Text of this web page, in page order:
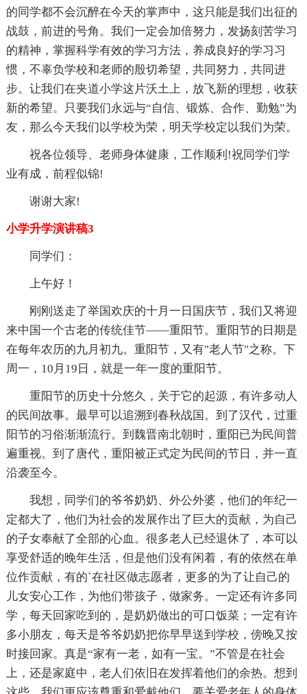
的同学都不会沉醉在今天的掌声中，这只能是我们出征的
战鼓，前进的号角。我们一定会加倍努力，发扬刻苦学习
的精神，掌握科学有效的学习方法，养成良好的学习习
惯，不辜负学校和老师的殷切希望，共同努力，共同进
步。让我们在夹道小学这片沃土上，放飞新的理想，收获
新的希望。只要我们永远与“自信、锻炼、合作、勤勉”为
友，那么今天我们以学校为荣，明天学校定以我们为荣。
祝各位领导、老师身体健康，工作顺利!祝同学们学
业有成，前程似锦!
谢谢大家!
小学升学演讲稿3
同学们：
上午好！
刚刚送走了举国欢庆的十月一日国庆节，我们又将迎
来中国一个古老的传统佳节——重阳节。重阳节的日期是
在每年农历的九月初九。重阳节，又有"老人节"之称。下
周一，10月19日，就是一年一度的重阳节。
重阳节的历史十分悠久，关于它的起源，有许多动人
的民间故事。最早可以追溯到春秋战国。到了汉代，过重
阳节的习俗渐渐流行。到魏晋南北朝时，重阳已为民间普
遍重视。到了唐代，重阳被正式定为民间的节日，并一直
沿袭至今。
我想，同学们的爷爷奶奶、外公外婆，他们的年纪一
定都大了，他们为社会的发展作出了巨大的贡献，为自己
的子女奉献了全部的心血。很多老人已经退休了，本可以
享受舒适的晚年生活，但是他们没有闲着，有的依然在单
位作贡献，有的`在社区做志愿者，更多的为了让自己的
儿女安心工作，为他们带孩子，做家务。一定还有许多同
学，每天回家吃到的，是奶奶做出的可口饭菜；一定有许
多小朋友，每天是爷爷奶奶把你早早送到学校，傍晚又按
时接回家。真是“家有一老，如有一宝。”不管是在社会
上，还是家庭中，老人们依旧在发挥着他们的余热。想到